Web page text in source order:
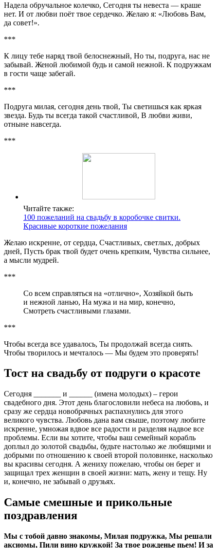
Надела обручальное колечко, Сегодня ты невеста — краше
нет. И от любви поёт твое сердечко. Желаю я: «Любовь Вам,
да совет!».
***
К лицу тебе наряд твой белоснежный, Но ты, подруга, нас не
забывай. Женой любимой будь и самой нежной. К подружкам
в гости чаще забегай.
***
Подруга милая, сегодня день твой, Ты светишься как яркая
звезда. Будь ты всегда такой счастливой, В любви живи,
отныне навсегда.
***
Читайте также:
100 пожеланий на свадьбу в коробочке свитки.
Красивые короткие пожелания
Желаю искренне, от сердца, Счастливых, светлых, добрых
дней, Пусть брак твой будет очень крепким, Чувства сильнее,
а мысли мудрей.
***
Со всем справляться на «отлично», Хозяйкой быть
и нежной ланью, На мужа и на мир, конечно,
Смотреть счастливыми глазами.
***
Чтобы всегда все удавалось, Ты продолжай всегда сиять.
Чтобы творилось и мечталось — Мы будем это проверять!
Тост на свадьбу от подруги о красоте
Сегодня _______ и ______ (имена молодых) – герои
свадебного дня. Этот день благословили небеса на любовь, и
сразу же сердца новобрачных распахнулись для этого
великого чувства. Любовь дана вам свыше, поэтому любите
искренне, умножая вдвое все радости и разделяя надвое все
проблемы. Если вы хотите, чтобы ваш семейный корабль
доплыл до золотой свадьбы, будьте настолько же любящими и
добрыми по отношению к своей второй половинке, насколько
вы красивы сегодня. А жениху пожелаю, чтобы он берег и
защищал трех женщин в своей жизни: мать, жену и тещу. Ну
и, конечно, не забывай о друзьях.
Самые смешные и прикольные
поздравления
Мы с тобой давно знакомы, Милая подружка, Мы решали
аксиомы, Пили вино кружкой! За твое рожденье пьем! И за